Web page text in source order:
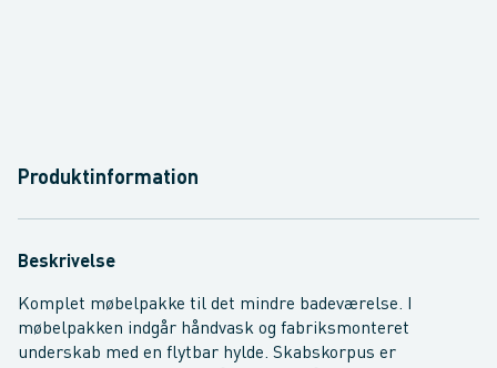
Produktinformation
Beskrivelse
Komplet møbelpakke til det mindre badeværelse. I
møbelpakken indgår håndvask og fabriksmonteret
underskab med en flytbar hylde. Skabskorpus er